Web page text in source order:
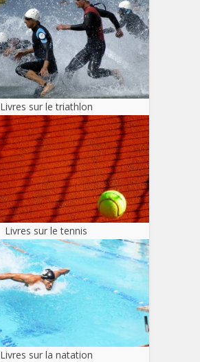
Livres sur le triathlon
Livres sur le tennis
Livres sur la natation